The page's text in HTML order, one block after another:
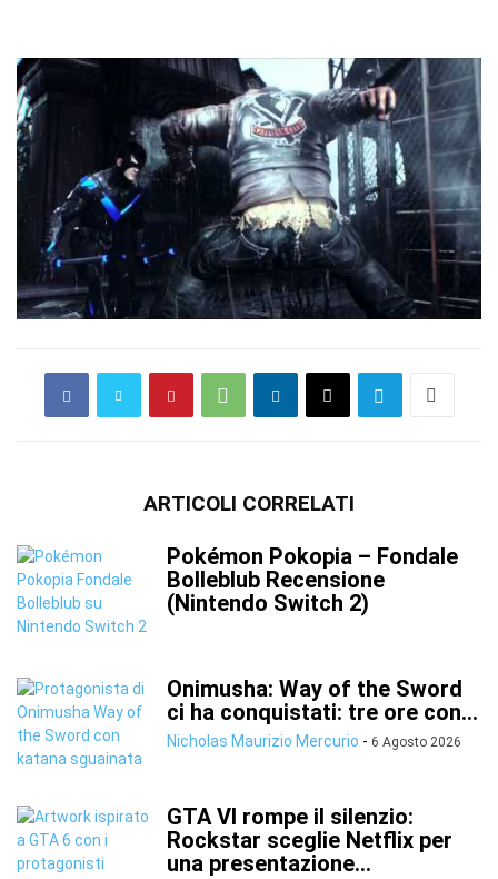
ARTICOLI CORRELATI
Pokémon Pokopia – Fondale
Bolleblub Recensione
(Nintendo Switch 2)
Onimusha: Way of the Sword
ci ha conquistati: tre ore con...
Nicholas Maurizio Mercurio - 6 Agosto 2026
GTA VI rompe il silenzio:
Rockstar sceglie Netflix per
una presentazione...